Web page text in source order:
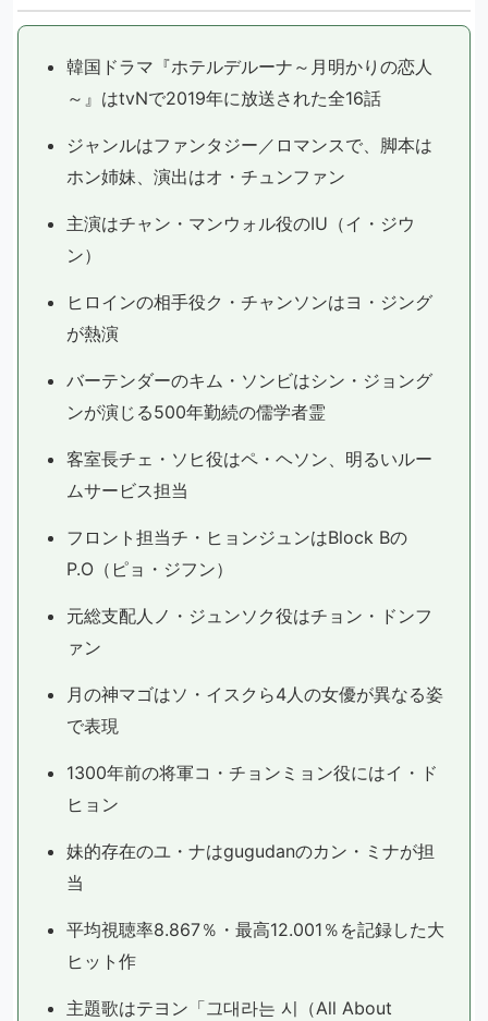
韓国ドラマ『ホテルデルーナ～月明かりの恋人
～』はtvNで2019年に放送された全16話
ジャンルはファンタジー／ロマンスで、脚本は
ホン姉妹、演出はオ・チュンファン
主演はチャン・マンウォル役のIU（イ・ジウ
ン）
ヒロインの相手役ク・チャンソンはヨ・ジング
が熱演
バーテンダーのキム・ソンビはシン・ジョング
ンが演じる500年勤続の儒学者霊
客室長チェ・ソヒ役はペ・ヘソン、明るいルー
ムサービス担当
フロント担当チ・ヒョンジュンはBlock Bの
P.O（ピョ・ジフン）
元総支配人ノ・ジュンソク役はチョン・ドンフ
ァン
月の神マゴはソ・イスクら4人の女優が異なる姿
で表現
1300年前の将軍コ・チョンミョン役にはイ・ド
ヒョン
妹的存在のユ・ナはgugudanのカン・ミナが担
当
平均視聴率8.867％・最高12.001％を記録した大
ヒット作
主題歌はテヨン「그대라는 시（All About